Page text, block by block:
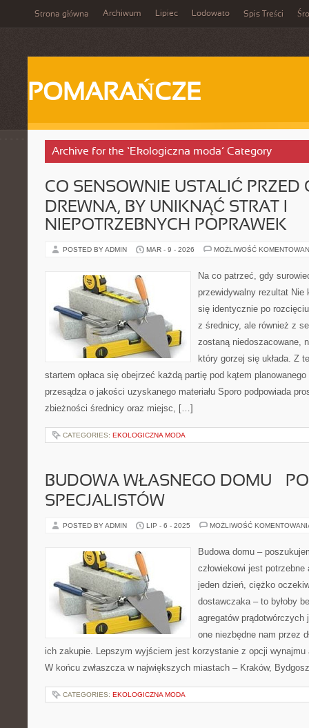
Strona główna Archiwum Lipiec Lodowato Spis Treści
POMARAŃCZE
Archive for the ‘Ekologiczna moda’ Category
CO SENSOWNIE USTALIĆ PRZED
DREWNA, BY UNIKNĄĆ STRAT I
NIEPOTRZEBNYCH POPRAWEK
POSTED BY ADMIN MAR - 9 - 2026 MOŻLIWOŚĆ
Na co patrzeć, gdy
przewidywalny rezultat Nie
się identycznie po
z średnicy, ale również z
zostaną niedoszacowane,
który gorzej się układa. Z
startem opłaca się obejrzeć każdą partię pod kątem
przesądza o jakości uzyskanego materiału Sporo podpowiada
zbieżności średnicy oraz miejsc, […]
CATEGORIES: EKOLOGICZNA MODA
BUDOWA WŁASNEGO DOMU –
SPECJALISTÓW
POSTED BY ADMIN LIP - 6 - 2025 MOŻLIWOŚĆ
Budowa domu –
człowiekowi jest
jeden dzień, ciężko
dostawczaka – to byłoby
agregatów
one niezbędne nam przez
ich zakupie. Lepszym wyjściem jest korzystanie z opcji wynajmu
W końcu zwłaszcza w największych miastach – Kraków,
CATEGORIES: EKOLOGICZNA MODA